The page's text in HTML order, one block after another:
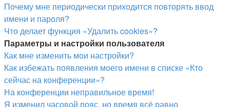
Почему мне периодически приходится повторять ввод
имени и пароля?
Что делает функция «Удалить cookies»?
Параметры и настройки пользователя
Как мне изменить мои настройки?
Как избежать появления моего имени в списке «Кто
сейчас на конференции»?
На конференции неправильное время!
Я изменил часовой пояс, но время всё равно